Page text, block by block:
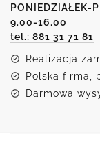
Dziewczynka
na
huśtawce
PONIEDZIAŁEK-
9.00-16.00
tel.: 881 31 71 81
Realizacja
Polska firma,
Darmowa